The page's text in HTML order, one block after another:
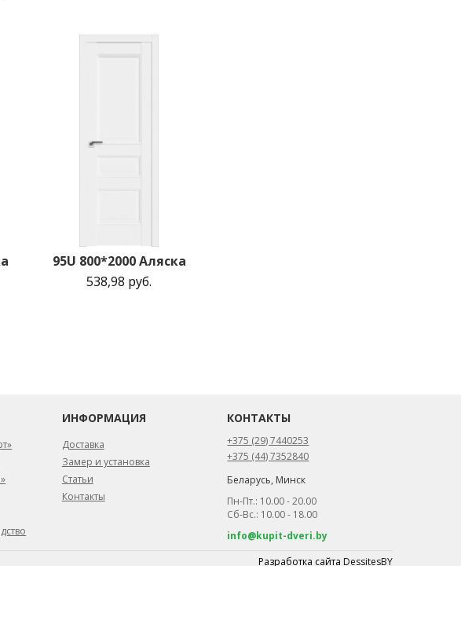
95U 800*2000 Аляска
538,98 руб.
ИНФОРМАЦИЯ
Доставка
Замер и установка
Статьи
Контакты
КОНТАКТЫ
+375 (29) 7440253
+375 (44) 7352840
Беларусь, Минск
Пн-Пт.: 10.00 - 20.00
Сб-Вс.: 10.00 - 18.00
info@kupit-dveri.by
Разработка сайта DessitesBY